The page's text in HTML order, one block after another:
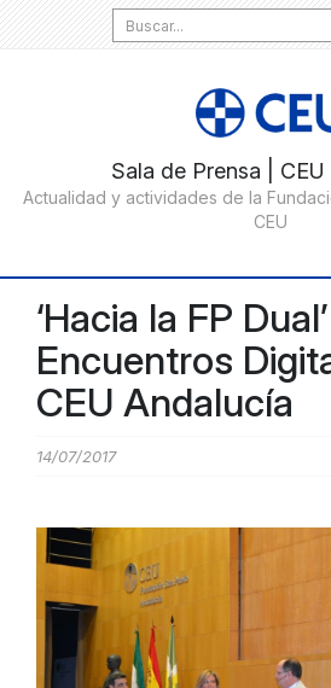
Search
for:
‘Hacia la FP
Encuentros
CEU Andalucía
14/07/2017